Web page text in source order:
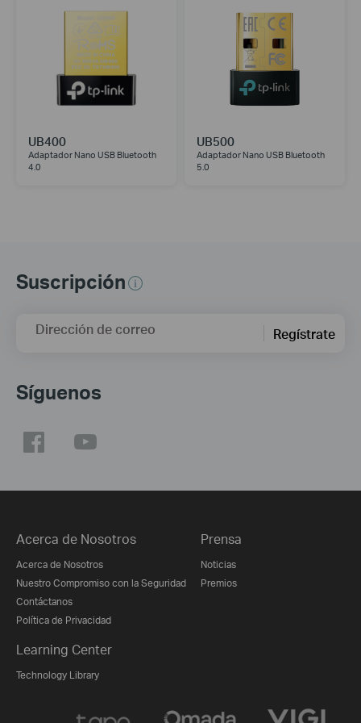
UB400
Adaptador Nano USB Bluetooth
4.0
UB500
Adaptador Nano USB Bluetooth
5.0
Suscripción
Dirección de correo Regístrate
Síguenos
Acerca de Nosotros
Acerca de Nosotros
Nuestro Compromiso con la Seguridad
Contáctanos
Política de Privacidad
Prensa
Noticias
Premios
Learning Center
Technology Library